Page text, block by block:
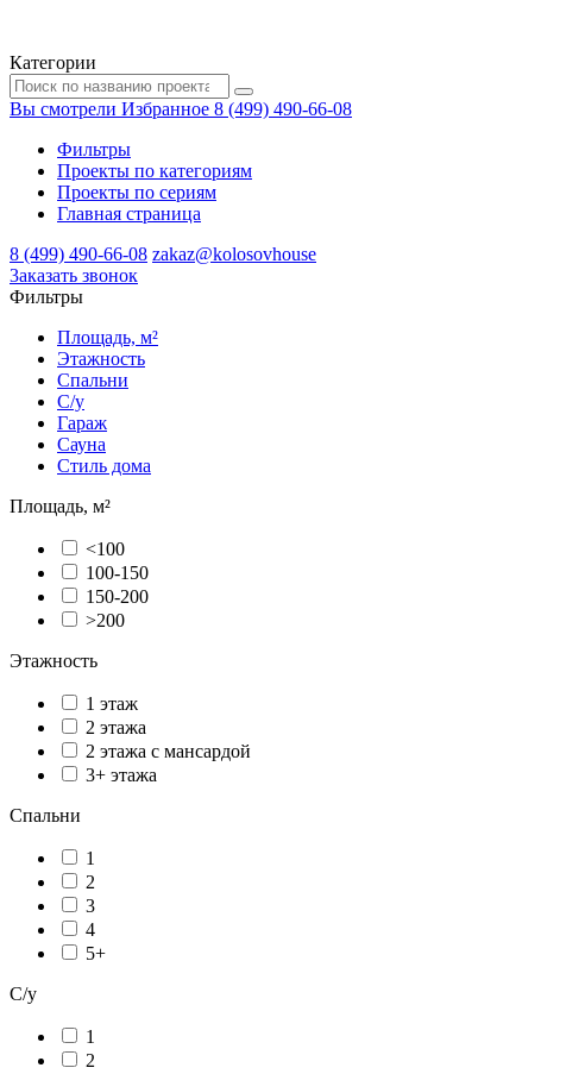
Категории
Вы смотрели Избранное 8 (499) 490-66-08
Фильтры
Проекты по категориям
Проекты по сериям
Главная страница
8 (499) 490-66-08 zakaz@kolosovhouse
3аказать звонок
Фильтры
Площадь, м²
Этажность
Спальни
С/у
Гараж
Сауна
Стиль дома
Площадь, м²
<100
100-150
150-200
>200
Этажность
1 этаж
2 этажа
2 этажа с мансардой
3+ этажа
Спальни
1
2
3
4
5+
С/у
1
2